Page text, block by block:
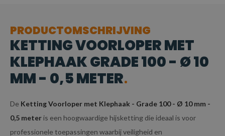
PRODUCTOMSCHRIJVING
KETTING VOORLOPER MET
KLEPHAAK GRADE 100 - Ø 10
MM - 0,5 METER
De Ketting Voorloper met Klephaak - Grade 100 - Ø 10 mm -
0,5 meteris een hoogwaardige hijsketting die ideaal is voor
professionele toepassingen waarbij veiligheid en